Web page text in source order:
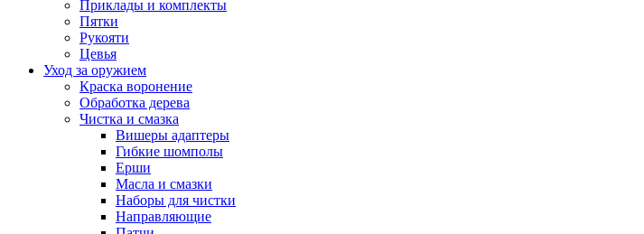
Приклады и комплекты
Пятки
Рукояти
Цевья
Уход за оружием
Краска воронение
Обработка дерева
Чистка и смазка
Вишеры адаптеры
Гибкие шомполы
Ерши
Масла и смазки
Наборы для чистки
Направляющие